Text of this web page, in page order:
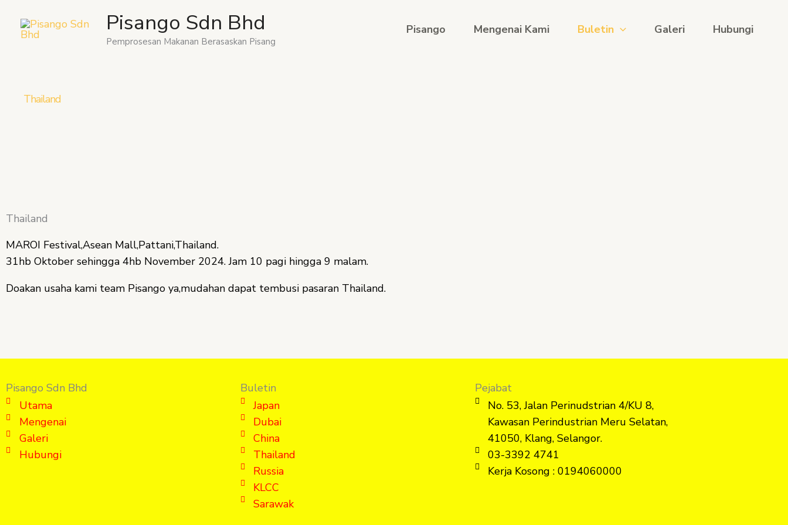
content
Pisango Sdn Bhd
Pemprosesan Makanan Berasaskan Pisang
Pisango Mengenai Kami Buletin Galeri Hubungi
Thailand
Thailand
MAROI Festival,Asean Mall,Pattani,Thailand.
31hb Oktober sehingga 4hb November 2024. Jam 10 pagi hingga 9 malam.
Doakan usaha kami team Pisango ya,mudahan dapat tembusi pasaran Thailand.
Pisango Sdn Bhd
Utama
Mengenai
Galeri
Hubungi
Buletin
Japan
Dubai
China
Thailand
Russia
KLCC
Sarawak
Pejabat
No. 53, Jalan Perinudstrian 4/KU 8,
Kawasan Perindustrian Meru Selatan,
41050, Klang, Selangor.
03-3392 4741
Kerja Kosong : 0194060000